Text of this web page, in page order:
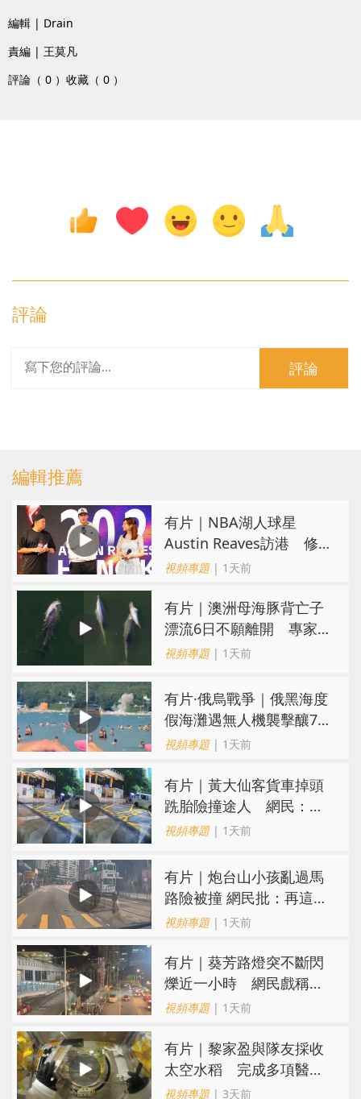
編輯 | Drain
責編 | 王莫凡
評論（ 0 ） 收藏（ 0 ）
評論
評論
編輯推薦
有片｜NBA湖人球星
Austin Reaves訪港 修
頓與青少年交流球技
視頻專題| 1天前
有片｜澳洲母海豚背亡子
漂流6日不願離開 專家：
極度悲傷下的哀悼行為
視頻專題| 1天前
​有片·俄烏戰爭｜俄黑海度
假海灘遇無人機襲擊釀7死
40傷 俄烏各執一詞
視頻專題| 1天前
有片｜黃大仙客貨車掉頭
跣胎險撞途人 網民：飄
移得好靚喎
視頻專題| 1天前
有片｜炮台山小孩亂過馬
路險被撞 網民批：再這樣
很快轉生
視頻專題| 1天前
有片｜葵芳路燈突不斷閃
爍近一小時 網民戲稱
「葵芳夜繽紛」
視頻專題| 1天前
有片｜黎家盈與隊友採收
太空水稻 完成多項醫學
檢查
視頻專題| 3天前